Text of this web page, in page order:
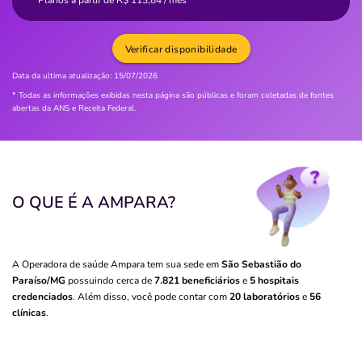
Data da ultima atualização: 15/07/2026
* Todas as informações exibidas nesta página são públicas e foram coletadas de fontes
abertas da ANS e Receita Federal.
Verificar disponibilidade
O QUE É A AMPARA?
A Operadora de saúde Ampara tem sua sede emSão Sebastião do
Paraíso/MG possuindo cerca de7.821 beneficiáriose 5 hospitais
credenciados. Além disso, você pode contar com20 laboratóriose 56
clínicas.